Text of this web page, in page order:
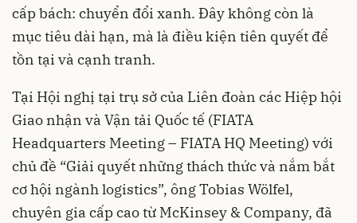
cấp bách: chuyển đổi xanh. Đây không còn là
mục tiêu dài hạn, mà là điều kiện tiên quyết để
tồn tại và cạnh tranh.
Tại Hội nghị tại trụ sở của Liên đoàn các Hiệp hội
Giao nhận và Vận tải Quốc tế (FIATA
Headquarters Meeting – FIATA HQ Meeting) với
chủ đề “Giải quyết những thách thức và nắm bắt
cơ hội ngành logistics”, ông Tobias Wölfel,
chuyên gia cấp cao từ McKinsey & Company, đã